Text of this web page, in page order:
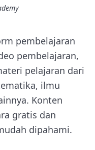
pembelajaran
pembelajaran,
pelajaran dari
ilmu
Konten
gratis dan
dipahami.